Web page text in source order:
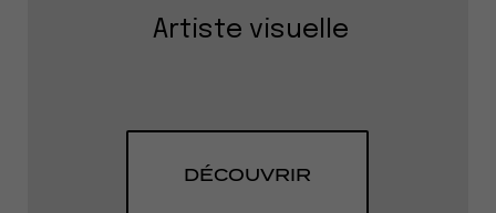
Artiste visuelle
DÉCOUVRIR